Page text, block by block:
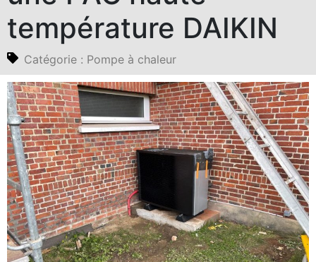
température DAIKIN
Catégorie : Pompe à chaleur